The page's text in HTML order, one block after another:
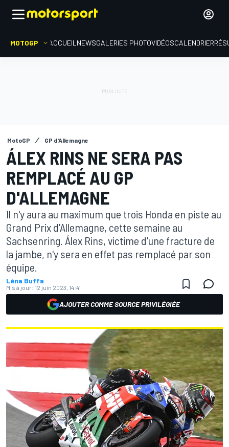
MOTOGP ACCUEIL NEWSGALERIES PHOTOVIDÉOSCALENDRIER
MotoGP GP d'Allemagne
ÁLEX RINS NE SERA PAS
REMPLACÉ AU GP
D'ALLEMAGNE
Il n'y aura au maximum que trois Honda en piste au
Grand Prix d'Allemagne, cette semaine au
Sachsenring. Álex Rins, victime d'une fracture de
la jambe, n'y sera en effet pas remplacé par son
équipe.
Léna Buffa
Mis à jour: 12 juin 2023, 14:41
AJOUTER COMME SOURCE PRIVILÉGIÉE